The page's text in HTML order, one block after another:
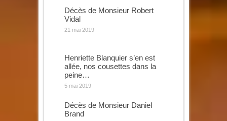
Décès de Monsieur Robert
Vidal
21 mai 2019
Henriette Blanquier s’en est
allée, nos cousettes dans la
peine…
5 mai 2019
Décès de Monsieur Daniel
Brand